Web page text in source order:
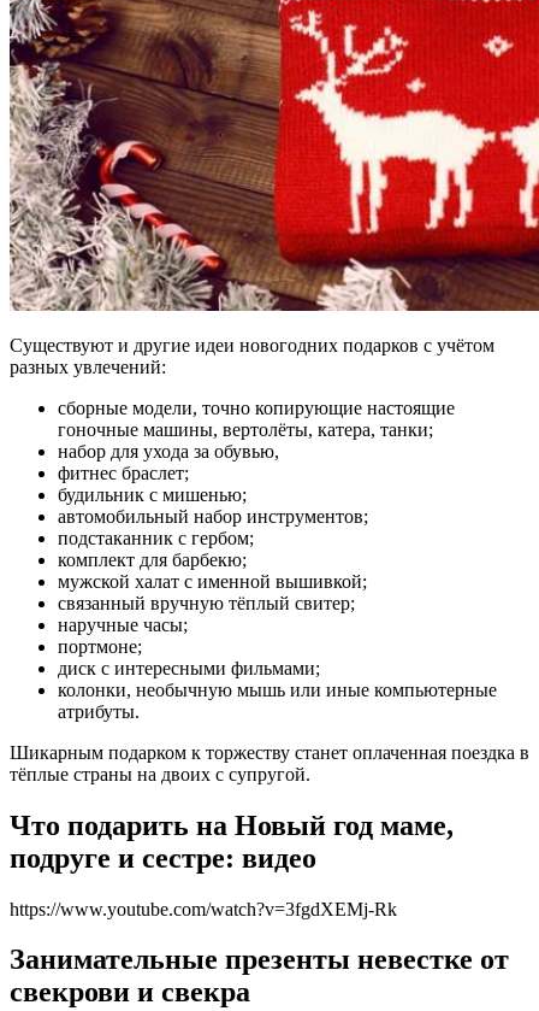
Существуют и другие идеи новогодних подарков с учётом
разных увлечений:
сборные модели, точно копирующие настоящие
гоночные машины, вертолёты, катера, танки;
набор для ухода за обувью,
фитнес браслет;
будильник с мишенью;
автомобильный набор инструментов;
подстаканник с гербом;
комплект для барбекю;
мужской халат с именной вышивкой;
связанный вручную тёплый свитер;
наручные часы;
портмоне;
диск с интересными фильмами;
колонки, необычную мышь или иные компьютерные
атрибуты.
Шикарным подарком к торжеству станет оплаченная поездка в
тёплые страны на двоих с супругой.
Что подарить на Новый год маме,
подруге и сестре: видео
https://www.youtube.com/watch?v=3fgdXEMj-Rk
Занимательные презенты невестке от
свекрови и свекра